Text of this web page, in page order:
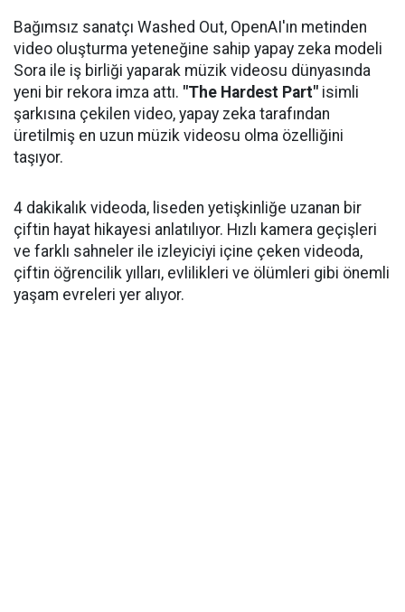
Bağımsız sanatçı Washed Out, OpenAI'ın metinden
video oluşturma yeteneğine sahip yapay zeka modeli
Sora ile iş birliği yaparak müzik videosu dünyasında
yeni bir rekora imza attı. "The Hardest Part" isimli
şarkısına çekilen video, yapay zeka tarafından
üretilmiş en uzun müzik videosu olma özelliğini
taşıyor.
4 dakikalık videoda, liseden yetişkinliğe uzanan bir
çiftin hayat hikayesi anlatılıyor. Hızlı kamera geçişleri
ve farklı sahneler ile izleyiciyi içine çeken videoda,
çiftin öğrencilik yılları, evlilikleri ve ölümleri gibi önemli
yaşam evreleri yer alıyor.